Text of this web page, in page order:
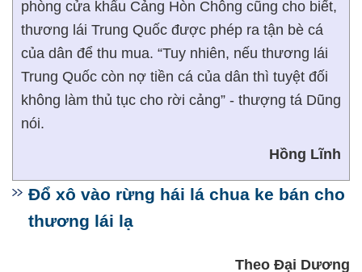
phòng cửa khẩu Cảng Hòn Chông cũng cho biết,
thương lái Trung Quốc được phép ra tận bè cá
của dân để thu mua. “Tuy nhiên, nếu thương lái
Trung Quốc còn nợ tiền cá của dân thì tuyệt đối
không làm thủ tục cho rời cảng” - thượng tá Dũng
nói.
Hồng Lĩnh
Đổ xô vào rừng hái lá chua ke bán cho
thương lái lạ
Theo Đại Dương